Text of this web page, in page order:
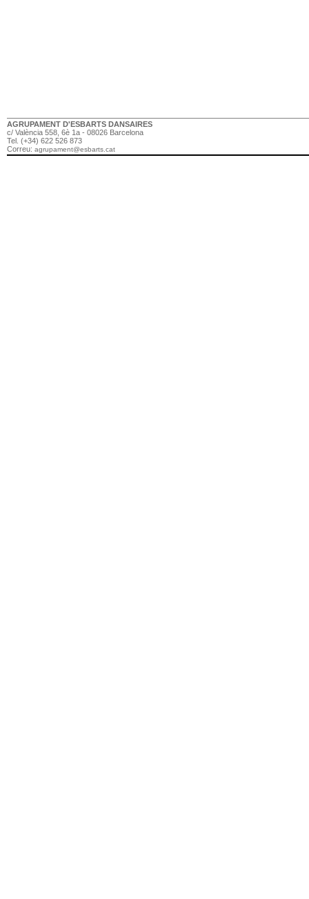
AGRUPAMENT D'ESBARTS DANSAIRES
c/ València 558, 6è 1a - 08026 Barcelona
Tel. (+34) 622 526 873
Correu: agrupament@esbarts.cat